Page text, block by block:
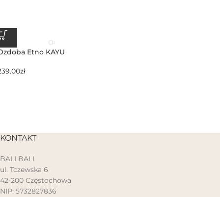
Etno KAYU
zł
KONTAKT
BALI BALI
ul. Tczewska 6
42-200 Częstochowa
NIP: 5732827836